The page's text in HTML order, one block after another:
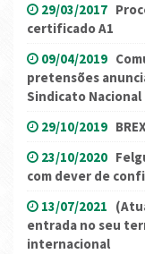
29/03/2017
certificado A1
09/04/2019
pretensões
Sindicato
29/10/2019
23/10/2020
com dever de
13/07/2021
entrada no seu
internacional